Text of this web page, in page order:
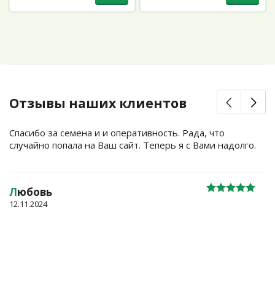
Отзывы наших клиентов
Спасибо за семена и и оперативность. Рада, что
случайно попала на Ваш сайт. Теперь я с Вами надолго.
Любовь
12.11.2024